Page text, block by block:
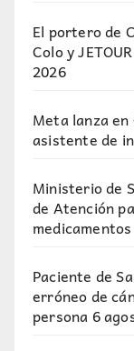
El portero de
Colo y
2026
Meta lanza
asistente de
Ministerio de
de Atención
Paciente de
erróneo de
persona6